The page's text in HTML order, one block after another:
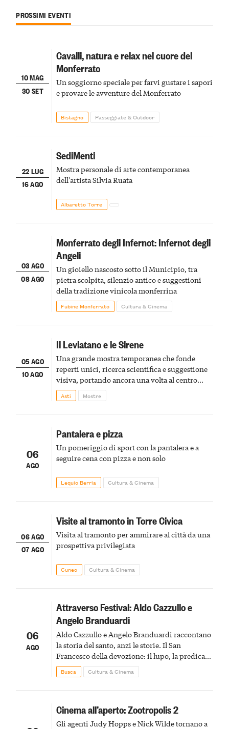
PROSSIMI EVENTI
10 MAG
30 SET
Cavalli, natura e relax nel cuore del
Monferrato
Un soggiorno speciale per farvi gustare i sapori
e provare le avventure del Monferrato
Bistagno Passeggiate & Outdoor
22 LUG
16 AGO
SediMenti
Mostra personale di arte contemporanea
dell'artista Silvia Ruata
Albaretto Torre
03 AGO
08 AGO
Monferrato degli Infernot: Infernot degli
Angeli
Un gioiello nascosto sotto il Municipio, tra
pietra scolpita, silenzio antico e suggestioni
della tradizione vinicola monferrina
Fubine Monferrato Cultura & Cinema
05 AGO
10 AGO
Il Leviatano e le Sirene
Una grande mostra temporanea che fonde
reperti unici, ricerca scientifica e suggestione
visiva, portando ancora una volta al centro
della scena le meraviglie del passato astigiano
Asti Mostre
06
AGO
Pantalera e pizza
Un pomeriggio di sport con la pantalera e a
seguire cena con pizza e non solo
Lequio Berria Cultura & Cinema
06 AGO
07 AGO
Visite al tramonto in Torre Civica
Visita al tramonto per ammirare al città da una
prospettiva privilegiata
Cuneo Cultura & Cinema
06
AGO
Attraverso Festival: Aldo Cazzullo e
Angelo Branduardi
Aldo Cazzullo e Angelo Branduardi raccontano
la storia del santo, anzi le storie. Il San
Francesco della devozione: il lupo, la predica
agli uccelli, le stimmate
Busca Cultura & Cinema
Cinema all’aperto: Zootropolis 2
Gli agenti Judy Hopps e Nick Wilde tornano a